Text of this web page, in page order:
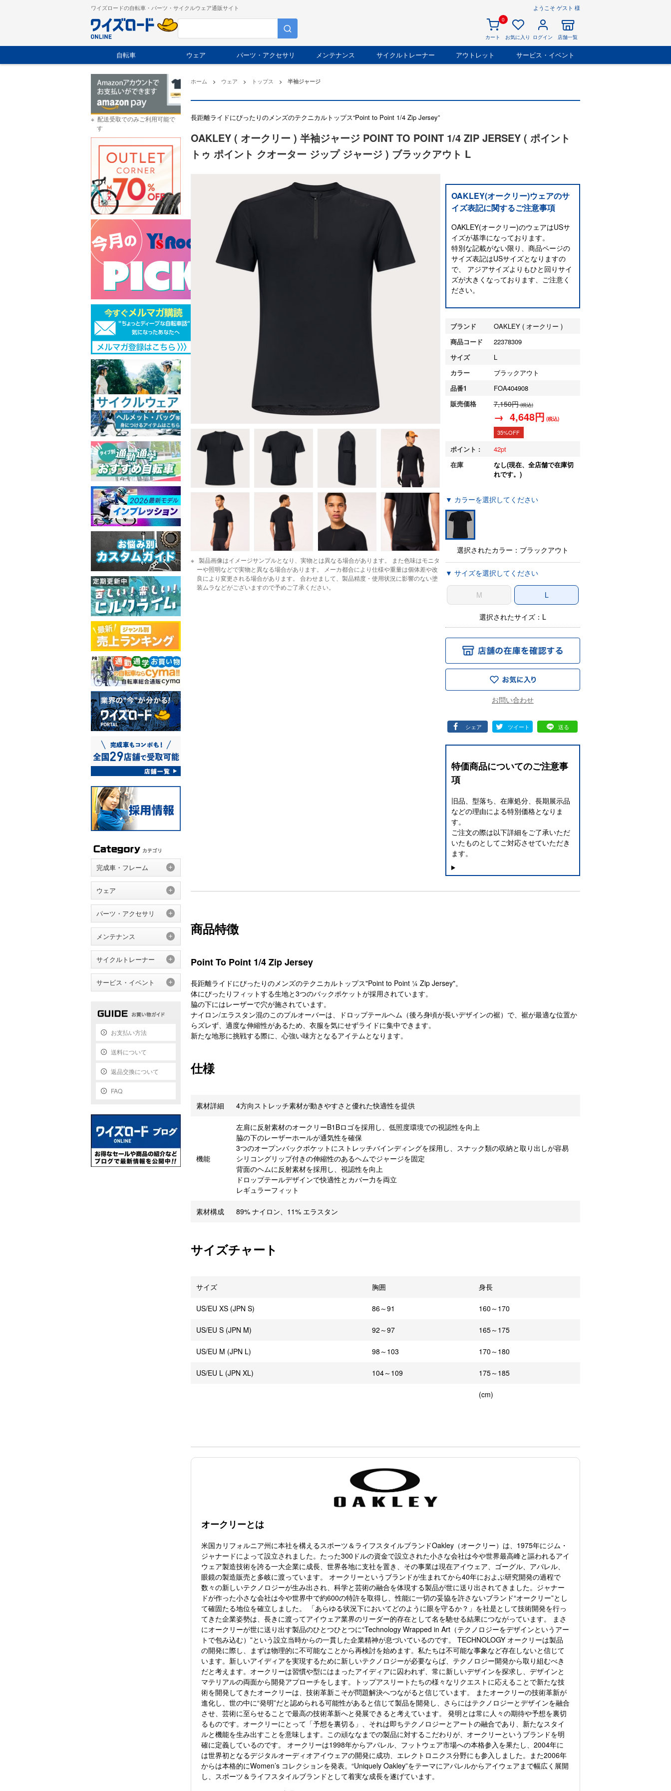
ワイズロードの自転車・パーツ・サイクルウェア通販サイト ようこそ ゲスト 様
0
カート お気に入り ログイン 店舗一覧
自転車 ウェア パーツ・アクセサリ メンテナンス サイクルトレーナー アウトレット サービス・イベント
ホーム > ウェア > トップス > 半袖ジャージ
長距離ライドにぴったりのメンズのテクニカルトップス“Point to Point 1/4 Zip Jersey”
OAKLEY ( オークリー ) 半袖ジャージ POINT TO POINT 1/4 ZIP JERSEY ( ポイント
トゥ ポイント クオーター ジップ ジャージ ) ブラックアウト L
製品画像はイメージサンプルとなり、実物とは異なる場合があります。 また色味はモニタ
ーや照明などで実物と異なる場合があります。 メーカ都合により仕様や重量は個体差や改
良により変更される場合があります。 合わせまして、製品精度・使用状況に影響のない塗
装ムラなどがございますので予めご了承ください。
OAKLEY(オークリー)ウェアのサ
イズ表記に関するご注意事項
OAKLEY(オークリー)のウェアはUSサ
イズが基準になっております。
特別な記載がない限り、商品ページの
サイズ表記はUSサイズとなりますの
で、 アジアサイズよりもひと回りサイ
ズが大きくなっております、ご注意く
ださい。
ブランド
OAKLEY ( オークリー )
商品コード
22378309
サイズ
L
カラー
ブラックアウト
品番1
FOA404908
販売価格
7,150円(税込)
→ 4,648円 (税込)
35%OFF
ポイント :
42
在庫
なし(現在、全店舗で在庫切
れです。)
▼ カラーを選択してください
選択されたカラー：ブラックアウト
▼ サイズを選択してください
M L
選択されたサイズ：L
シェア ツイート 送る
特価商品についてのご注意事
項
旧品、型落ち、在庫処分、長期展示品
などの理由による特別価格となりま
す。
ご注文の際は以下詳細をご了承いただ
いたものとしてご対応させていただき
ます。
商品特徴
Point To Point 1/4 Zip Jersey
長距離ライドにぴったりのメンズのテクニカルトップス"Point to Point ¼ Zip Jersey"。
体にぴったりフィットする生地と3つのバックポケットが採用されています。
脇の下にはレーザーで穴が施されています。
ナイロン/エラスタン混のこのプルオーバーは、ドロップテールヘム（後ろ身頃が長いデザインの裾）で、裾が最適な位置か
らズレず、適度な伸縮性があるため、衣服を気にせずライドに集中できます。
新たな地形に挑戦する際に、心強い味方となるアイテムとなります。
仕様
素材詳細 4方向ストレッチ素材が動きやすさと優れた快適性を提供
機能
左肩に反射素材のオークリーB1Bロゴを採用し、低照度環境での視認性を向上
脇の下のレーザーホールが通気性を確保
3つのオープンバックポケットにストレッチバインディングを採用し、スナック類の収納と取り出しが容易
シリコングリップ付きの伸縮性のあるヘムでジャージを固定
背面のヘムに反射素材を採用し、視認性を向上
ドロップテールデザインで快適性とカバー力を両立
レギュラーフィット
素材構成 89% ナイロン、11% エラスタン
サイズチャート
サイズ 胸囲 身長
US/EU XS (JPN S) 86～91 160～170
US/EU S (JPN M) 92～97 165～175
US/EU M (JPN L) 98～103 170～180
US/EU L (JPN XL) 104～109 175～185
(cm)
オークリーとは
米国カリフォルニア州に本社を構えるスポーツ＆ライフスタイルブランドOakley（オークリー）は、1975年にジム・
ジャナードによって設立されました。たった300ドルの資金で設立された小さな会社は今や世界最高峰と謳われるアイ
ウェア製造技術を誇る一大企業に成長、世界各地に支社を置き、その事業は現在アイウェア、ゴーグル、アパレル、
眼鏡の製造販売と多岐に渡っています。 オークリーというブランドが生まれてから40年におよぶ研究開発の過程で
数々の新しいテクノロジーが生み出され、科学と芸術の融合を体現する製品が世に送り出されてきました。ジャナー
ドが作った小さな会社は今や世界中で約600の特許を取得し、性能に一切の妥協を許さないブランド“オークリー”とし
て確固たる地位を確立しました。 「あらゆる状況下においてどのように眼を守るか？」を社是として技術開発を行っ
てきた企業姿勢は、長きに渡ってアイウェア業界のリーダー的存在として名を馳せる結果につながっています。 まさ
にオークリーが世に送り出す製品のひとつひとつに“Technology Wrapped in Art（テクノロジーをデザインというアー
トで包み込む）”という設立当時からの一貫した企業精神が息づいているのです。 TECHNOLOGY オークリーは製品
の開発に際し、まずは物理的に不可能なことから再検討を始めます。私たちは不可能な事象など存在しないと信じて
います。新しいアイディアを実現するために新しいテクノロジーが必要ならば、テクノロジー開発から取り組むべき
だと考えます。オークリーは習慣や型にはまったアイディアに囚われず、常に新しいデザインを探求し、デザインと
マテリアルの両面から開発アプローチをします。トップアスリートたちの様々なリクエストに応えることで新たな技
術を開発してきたオークリーは、技術革新こそが問題解決へつながると信じています。 またオークリーの技術革新が
進化し、世の中に“発明”だと認められる可能性があると信じて製品を開発し、さらにはテクノロジーとデザインを融合
させ、芸術に至らせることで最高の技術革新へと発展できると考えています。 発明とは常に人々の期待や予想を裏切
るものです。オークリーにとって「予想を裏切る」、それは即ちテクノロジーとアートの融合であり、新たなスタイ
ルと機能を生み出すことを意味します。この頑ななまでの製品に対するこだわりが、オークリーというブランドを明
確に定義しているのです。 オークリーは1998年からアパレル、フットウェア市場への本格参入を果たし、2004年に
は世界初となるデジタルオーディオアイウェアの開発に成功、エレクトロニクス分野にも参入しました。また2006年
からは本格的にWomen’s コレクションを発表。“Uniquely Oakley”をテーマにアパレルからアイウェアまで幅広く展開
し、スポーツ＆ライフスタイルブランドとして着実な成長を遂げています。
配送受取でのみご利用可能で
す
完成車・フレーム
ウェア
パーツ・アクセサリ
メンテナンス
サイクルトレーナー
サービス・イベント
お支払い方法
送料について
返品交換について
FAQ